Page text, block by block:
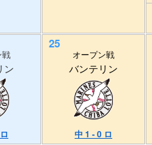
戦
ン
25
オープン戦
バンテリン
中 1 - 0 ロ